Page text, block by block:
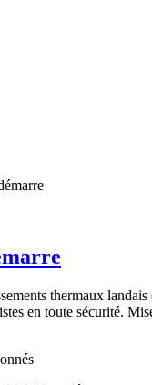
thermaux
en toute sécurité.